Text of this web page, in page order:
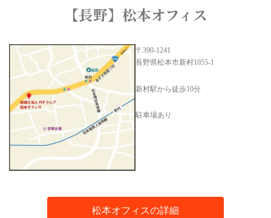
【長野】松本オフィス
〒390-1241
長野県松本市新村1055-1
新村駅から徒歩10分
駐車場あり
松本オフィスの詳細